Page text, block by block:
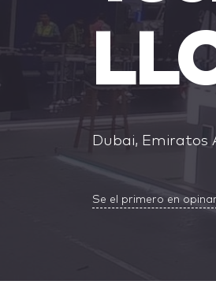
Dubai, Emiratos
Se el primero en opinar